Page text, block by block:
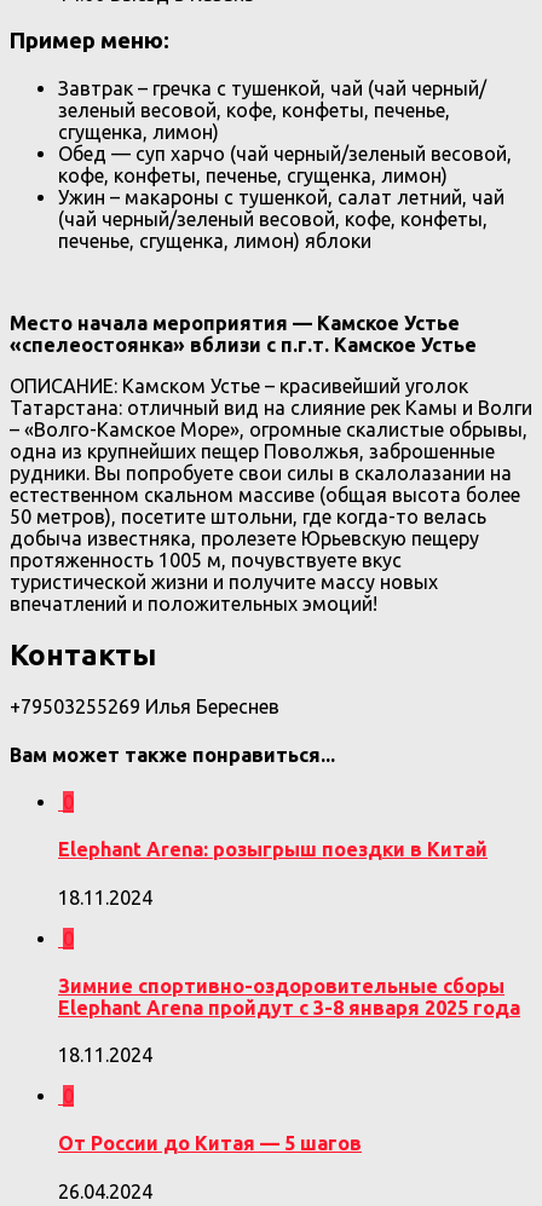
Пример меню:
Завтрак – гречка с тушенкой, чай (чай черный/
зеленый весовой, кофе, конфеты, печенье,
сгущенка, лимон)
Обед — суп харчо (чай черный/зеленый весовой,
кофе, конфеты, печенье, сгущенка, лимон)
Ужин – макароны с тушенкой, салат летний, чай
(чай черный/зеленый весовой, кофе, конфеты,
печенье, сгущенка, лимон) яблоки
Место начала мероприятия — Камское Устье
«спелеостоянка» вблизи с п.г.т. Камское Устье
ОПИСАНИЕ: Камском Устье – красивейший уголок
Татарстана: отличный вид на слияние рек Камы и Волги
– «Волго-Камское Море», огромные скалистые обрывы,
одна из крупнейших пещер Поволжья, заброшенные
рудники. Вы попробуете свои силы в скалолазании на
естественном скальном массиве (общая высота более
50 метров), посетите штольни, где когда-то велась
добыча известняка, пролезете Юрьевскую пещеру
протяженность 1005 м, почувствуете вкус
туристической жизни и получите массу новых
впечатлений и положительных эмоций!
Контакты
+79503255269 Илья Береснев
Вам может также понравиться...
0
Elephant Arena: розыгрыш поездки в Китай
18.11.2024
0
Зимние спортивно-оздоровительные сборы
Elephant Arena пройдут с 3-8 января 2025 года
18.11.2024
0
От России до Китая — 5 шагов
26.04.2024